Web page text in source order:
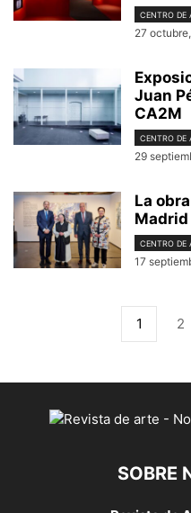
CENTRO DE
27
Juan
CA2M
CENTRO DE
29
La
Madrid
CENTRO DE
17
1 2
SOBRE